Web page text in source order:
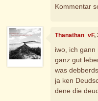
Kommentar
Thanathan_vF,
iwo, ich
ganz gut
was
ja ken
dene die